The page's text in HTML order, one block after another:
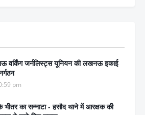
वर्किंग जर्नलिस्ट्स यूनियन की लखनऊ इकाई
pm
के भीतर का सन्नाटा - हसौद थाने में आरक्षक की